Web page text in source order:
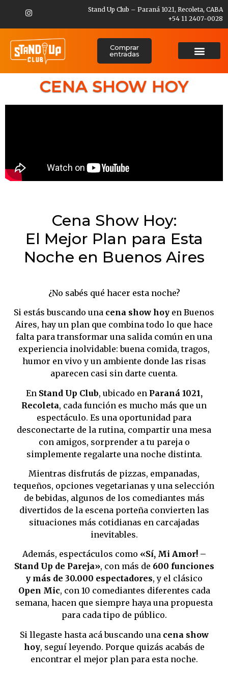
Stand Up Club – Paraná 1021, Recoleta, CABA
+54 11 2407-0028
Comprar
entradas
CENA SHOW HOY
Cena Show Hoy:
El Mejor Plan para Esta
Noche en Buenos Aires
¿No sabés qué hacer esta noche?
Si estás buscando una cena show hoy en Buenos
Aires, hay un plan que combina todo lo que hace
falta para transformar una salida común en una
experiencia inolvidable: buena comida, tragos,
humor en vivo y un ambiente donde las risas
aparecen casi sin darte cuenta.
En Stand Up Club, ubicado en Paraná 1021,
Recoleta, cada función es mucho más que un
espectáculo. Es una oportunidad para
desconectarte de la rutina, compartir una mesa
con amigos, sorprender a tu pareja o
simplemente regalarte una noche distinta.
Mientras disfrutás de pizzas, empanadas,
tequeños, opciones vegetarianas y una selección
de bebidas, algunos de los comediantes más
divertidos de la escena porteña convierten las
situaciones más cotidianas en carcajadas
inevitables.
Además, espectáculos como «Sí, Mi Amor! –
Stand Up de Pareja», con más de 600 funciones
y más de 30.000 espectadores, y el clásico
Open Mic, con 10 comediantes diferentes cada
semana, hacen que siempre haya una propuesta
para cada tipo de público.
Si llegaste hasta acá buscando una cena show
hoy, seguí leyendo. Porque quizás acabás de
encontrar el mejor plan para esta noche.